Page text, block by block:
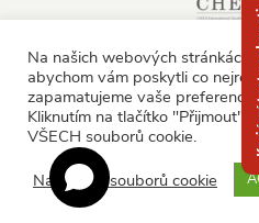
Rodiče a
© AAU Prague 2015 -
Na našich webových stránkách
abychom vám poskytli co
zapamatujeme vaše preference
Kliknutím na tlačítko "Přijmout"
VŠECH souborů cookie.
Nastavení souborů cookie
Stále tu jsi?